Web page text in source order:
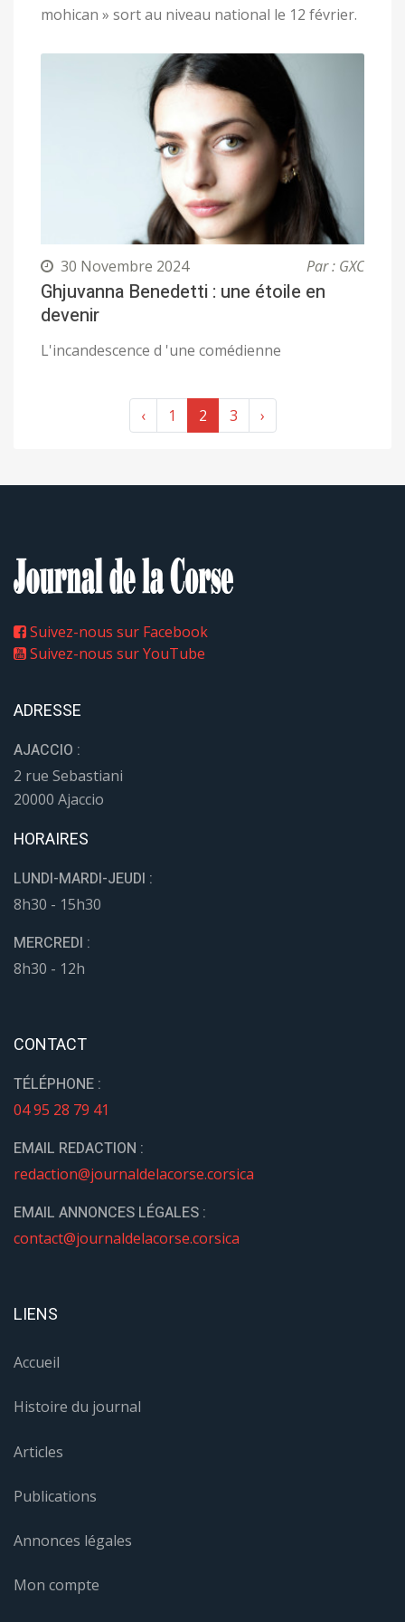
mohican » sort au niveau national le 12 février.
30 Novembre 2024 Par : GXC
Ghjuvanna Benedetti : une étoile en
devenir
L'incandescence d 'une comédienne
‹ 1 2 3 ›
Suivez-nous sur Facebook
Suivez-nous sur YouTube
ADRESSE
AJACCIO :
2 rue Sebastiani
20000 Ajaccio
HORAIRES
LUNDI-MARDI-JEUDI :
8h30 - 15h30
MERCREDI :
8h30 - 12h
CONTACT
TÉLÉPHONE :
04 95 28 79 41
EMAIL REDACTION :
redaction@journaldelacorse.corsica
EMAIL ANNONCES LÉGALES :
contact@journaldelacorse.corsica
LIENS
Accueil
Histoire du journal
Articles
Publications
Annonces légales
Mon compte